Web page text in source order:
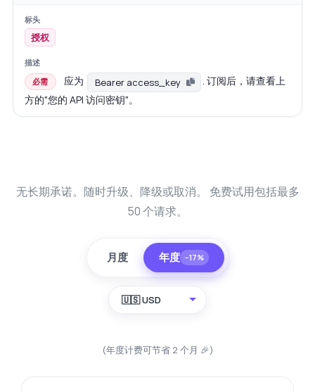
授权
必需 应为 Bearer access_key
. 订阅后，请查看上
方的"您的 API 访问密钥"。
无长期承诺。随时升级、降级或取消。 免费试用包括最多
50 个请求。
月度 年度 −17%
🇺🇸 USD
(年度计费可节省 2 个月 🎉)